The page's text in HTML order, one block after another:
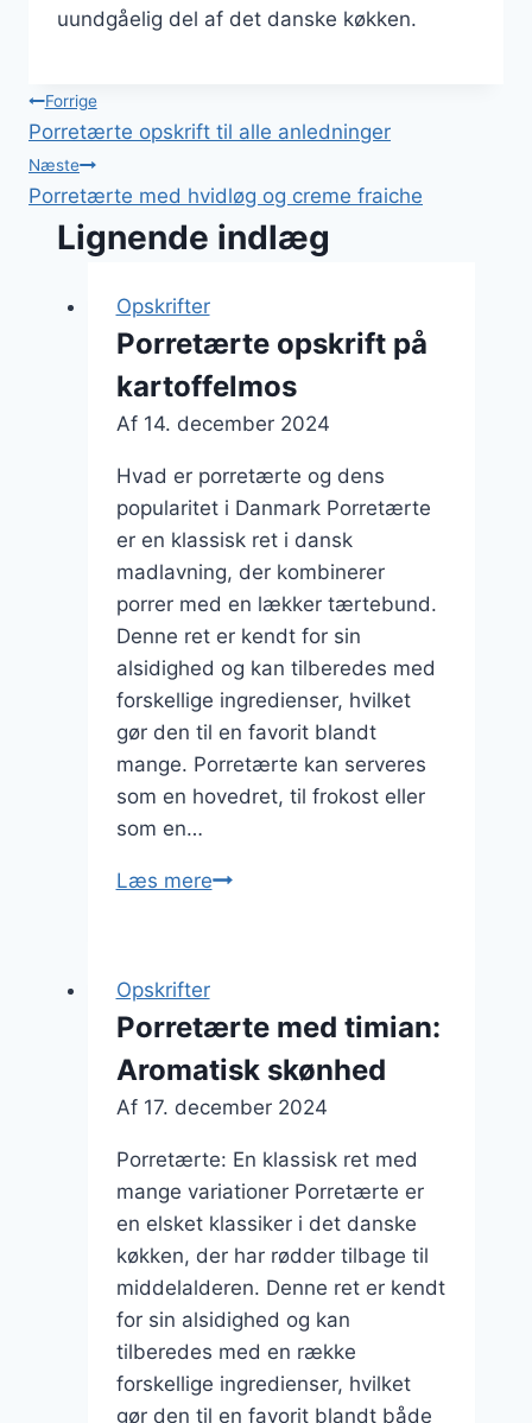
uundgåelig del af det danske køkken.
Indlægsnavigation
Forrige
Porretærte opskrift til alle anledninger
Næste
Porretærte med hvidløg og creme fraiche
Lignende indlæg
Opskrifter
Porretærte opskrift på
kartoffelmos
Af 14. december 2024
Hvad er porretærte og dens
popularitet i Danmark Porretærte
er en klassisk ret i dansk
madlavning, der kombinerer
porrer med en lækker tærtebund.
Denne ret er kendt for sin
alsidighed og kan tilberedes med
forskellige ingredienser, hvilket
gør den til en favorit blandt
mange. Porretærte kan serveres
som en hovedret, til frokost eller
som en…
Læs merePorretærte
Opskrifter
Porretærte med timian:
Aromatisk skønhed
Af 17. december 2024
Porretærte: En klassisk ret med
mange variationer Porretærte er
en elsket klassiker i det danske
køkken, der har rødder tilbage til
middelalderen. Denne ret er kendt
for sin alsidighed og kan
tilberedes med en række
forskellige ingredienser, hvilket
gør den til en favorit blandt både